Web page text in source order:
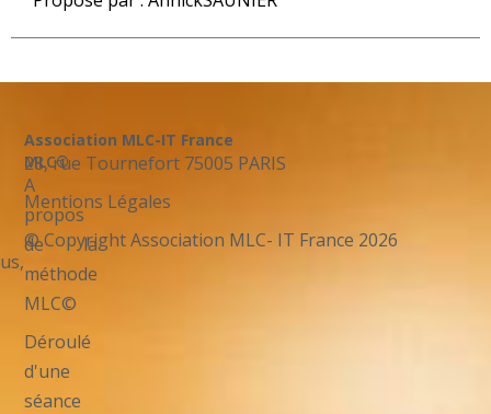
Association MLC-IT France
28, rue Tournefort 75005 PARIS
Mentions Légales
© Copyright Association MLC- IT France 2026
MLC©
A
propos
de la
méthode
MLC©
Déroulé
d'une
séance